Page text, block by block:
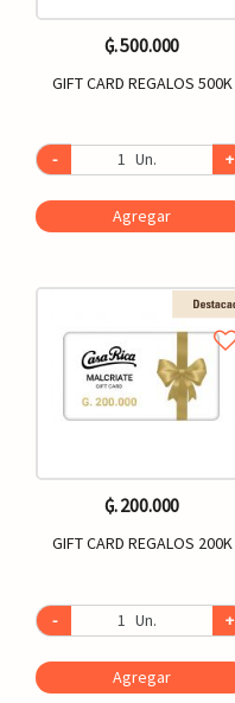
₲. 500.000
GIFT CARD REGALOS 500K
- Un. +
Agregar
₲. 200.000
GIFT CARD REGALOS 200K
- Un. +
Agregar